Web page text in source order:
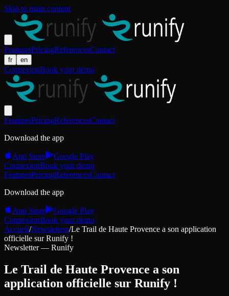
Skip to main content
FeaturesPricingReferencesContact
fr en
ConnexionBook your demo
FeaturesPricingReferencesContact
Download the app
App Store
Google Play
ConnexionBook your demo
FeaturesPricingReferencesContact
Download the app
App Store
Google Play
ConnexionBook your demo
Accueil/Newsletters/Le Trail de Haute Provence a son application
officielle sur Runify !
Newsletter — Runify
Le Trail de Haute Provence a son
application officielle sur Runify !